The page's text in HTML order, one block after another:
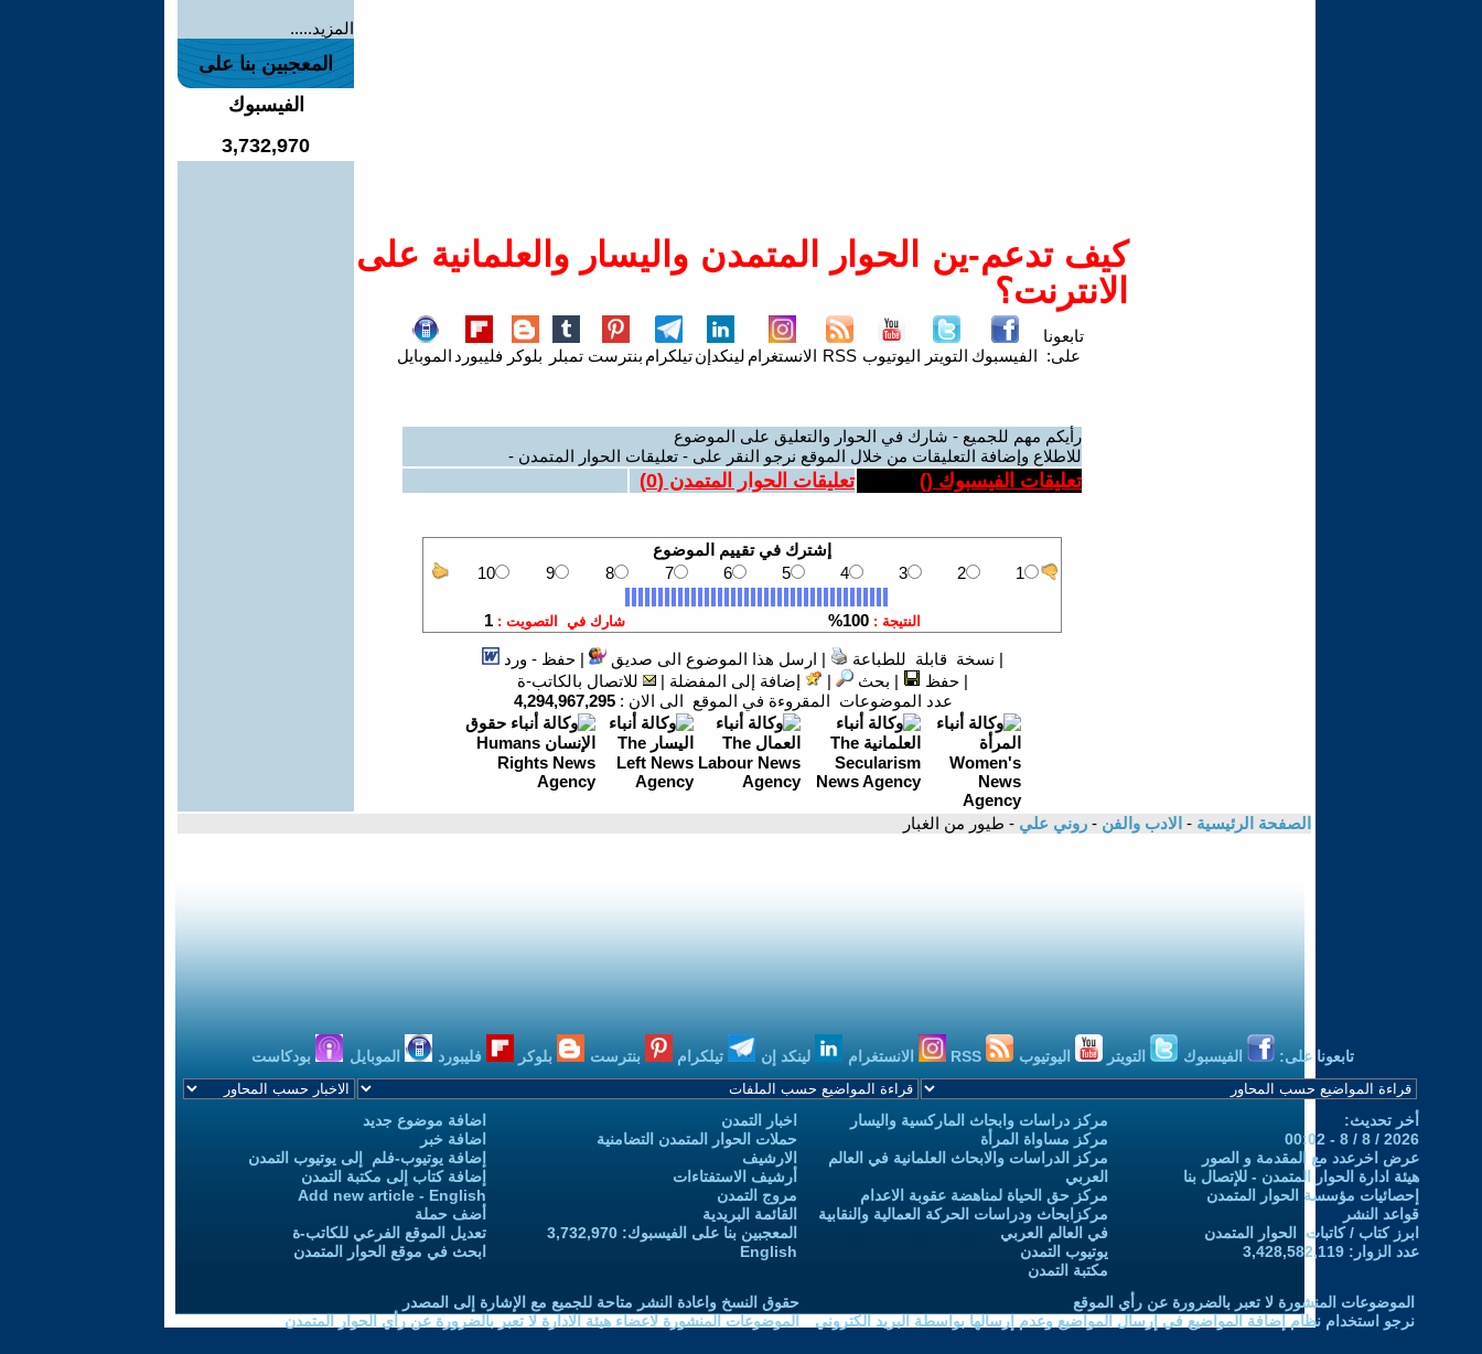
كيف تدعم-ين الحوار المتمدن واليسار والعلمانية على
الانترنت؟
تابعونا
على: الفيسبوك التويتر اليوتيوب RSS الانستغرام لينكدإنتيلكرام بنترست تمبلر بلوكر فليبورد الموبايل
رأيكم مهم للجميع - شارك في الحوار والتعليق على الموضوع
للاطلاع وإضافة التعليقات من خلال الموقع نرجو النقر على - تعليقات الحوار المتمدن -
تعليقات الفيسبوك () تعليقات الحوار المتمدن (0
)
| نسخة قابلة للطباعة | ارسل هذا الموضوع الى صديق |حفظ - ورد
|حفظ | بحث | إضافة إلى المفضلة |
للاتصال بالكاتب-ة
عدد الموضوعات المقروءة في الموقع الى الان : 4,294,967,295
المزيد.....
المعجبين بنا على
الفيسبوك
3,732,970
الصفحة الرئيسية - الادب والفن - روني علي - طيور من الغبار
تابعونا على: الفيسبوك التويتر اليوتيوب الانستغرام لينكد إن تيلكرام بنترست بلوكر فليبورد الموبايل بودكاست
أخر تحديث:
2026 / 8 / 8 - 00:02
عرض اخرعدد مع المقدمة و الصور
هيئة ادارة الحوار المتمدن - للإتصال بنا
إحصائيات مؤسسة الحوار المتمدن
قواعد النشر
ابرز كتاب / كاتبات الحوار المتمدن
عدد الزوار: 3,428,582,119
مركز دراسات وابحاث الماركسية واليسار
مركز مساواة المرأة
مركز الدراسات والابحاث العلمانية في العالم
العربي
مركز حق الحياة لمناهضة عقوبة الاعدام
مركزابحاث ودراسات الحركة العمالية والنقابية
في العالم العربي
يوتيوب التمدن
مكتبة التمدن
اخبار التمدن
حملات الحوار المتمدن التضامنية
الارشيف
أرشيف الاستفتاءات
مروج التمدن
القائمة البريدية
المعجبين بنا على الفيسبوك: 3,732,970
English
اضافة موضوع جديد
اضافة خبر
إضافة يوتيوب-فلم إلى يوتيوب التمدن
إضافة كتاب إلى مكتبة التمدن
Add new article - English
أضف حملة
تعديل الموقع الفرعي للكاتب-ة
ابحث في موقع الحوار المتمدن
الموضوعات المنشورة لا تعبر بالضرورة عن رأي الموقع
نرجو استخدام نظام إضافة المواضيع في إرسال المواضيع وعدم إرسالها بواسطة البريد الكتروني
حقوق النسخ واعادة النشر متاحة للجميع مع الإشارة إلى المصدر
الموضوعات المنشورة لاعضاء هيئة الادارة لا تعبر بالضرورة عن رأي الحوار المتمدن